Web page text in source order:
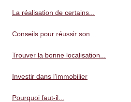
La réalisation de certains...
Conseils pour réussir son...
Trouver la bonne localisation...
Investir dans l’immobilier
Pourquoi faut-il...